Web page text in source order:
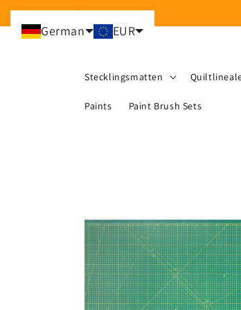
Inhalt
Stecklingsmatten
Paints Paint Brush Sets
German EUR